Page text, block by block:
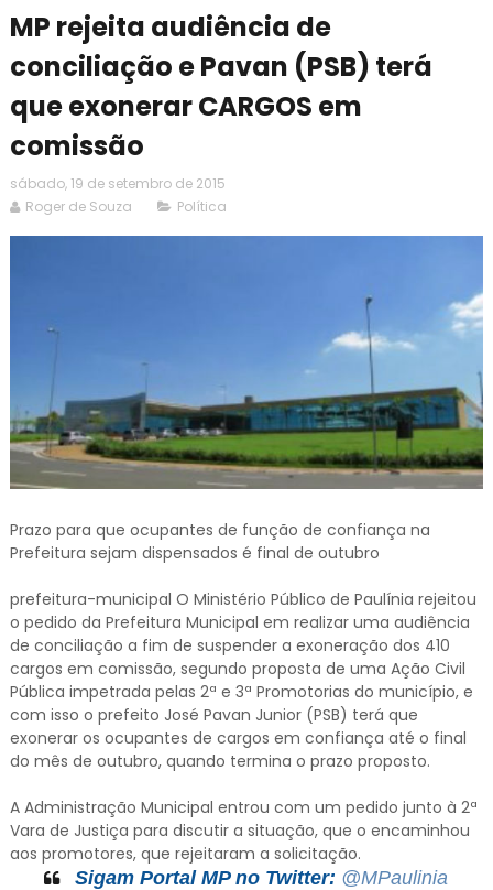
MP rejeita audiência de
conciliação e Pavan (PSB) terá
que exonerar CARGOS em
comissão
sábado, 19 de setembro de 2015
Roger de Souza
Política
Prazo para que ocupantes de função de confiança na
Prefeitura sejam dispensados é final de outubro
prefeitura-municipal O Ministério Público de Paulínia rejeitou
o pedido da Prefeitura Municipal em realizar uma audiência
de conciliação a fim de suspender a exoneração dos 410
cargos em comissão, segundo proposta de uma Ação Civil
Pública impetrada pelas 2ª e 3ª Promotorias do município, e
com isso o prefeito José Pavan Junior (PSB) terá que
exonerar os ocupantes de cargos em confiança até o final
do mês de outubro, quando termina o prazo proposto.
A Administração Municipal entrou com um pedido junto à 2ª
Vara de Justiça para discutir a situação, que o encaminhou
aos promotores, que rejeitaram a solicitação.
Sigam Portal MP no Twitter: @MPaulinia